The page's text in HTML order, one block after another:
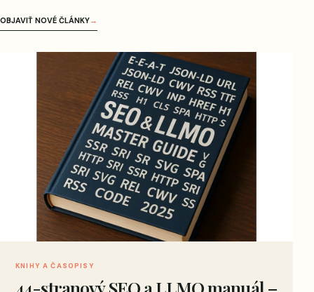
OBJAVIŤ NOVÉ ČLÁNKY→
KNIHY A ČASOPISY